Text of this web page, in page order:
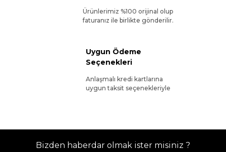
Ürünlerimiz %100 orijinal olup
faturanız ile birlikte gönderilir.
Uygun Ödeme
Seçenekleri
Anlaşmalı kredi kartlarına
uygun taksit seçenekleriyle
Bizden haberdar olmak ister misiniz ?